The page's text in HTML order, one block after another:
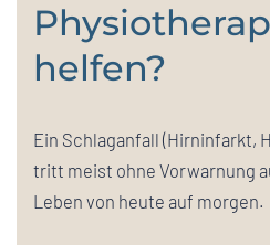
helfen?
Ein Schlaganfall (Hirninfarkt,
tritt meist ohne Vorwarnung
Leben von heute auf morgen.